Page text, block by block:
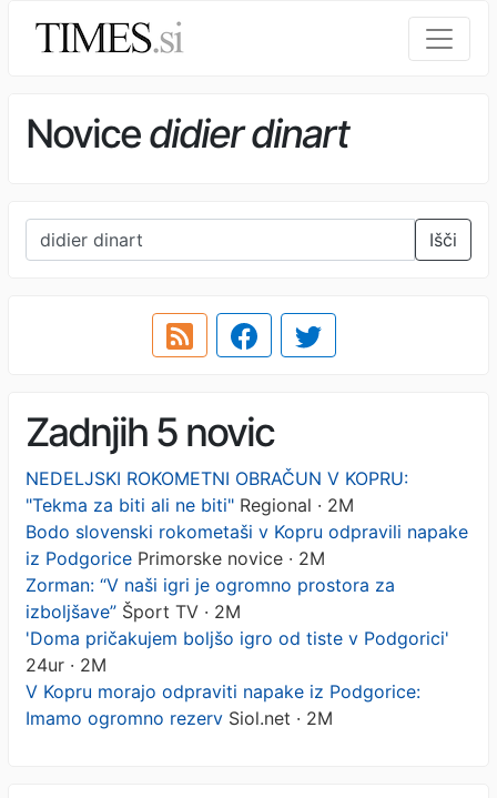
Novicedidier dinart
Išči
Zadnjih 5 novic
NEDELJSKI ROKOMETNI OBRAČUN V KOPRU:
"Tekma za biti ali ne biti" Regional · 2M
Bodo slovenski rokometaši v Kopru odpravili napake
iz Podgorice Primorske novice · 2M
Zorman: “V naši igri je ogromno prostora za
izboljšave” Šport TV · 2M
'Doma pričakujem boljšo igro od tiste v Podgorici'
24ur · 2M
V Kopru morajo odpraviti napake iz Podgorice:
Imamo ogromno rezerv Siol.net · 2M